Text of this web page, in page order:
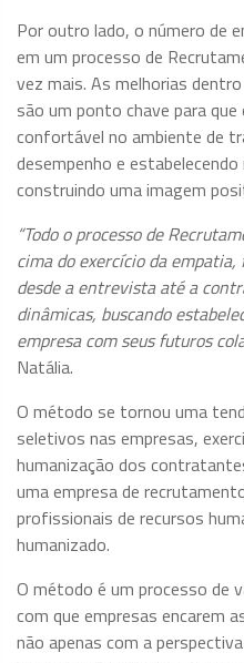
Por outro lado, o número de
em um processo de
vez mais. As melhorias
são um ponto chave para
confortável no ambiente de
desempenho e
construindo uma imagem
“Todo o processo de
cima do exercício da empatia,
desde a entrevista até a
dinâmicas, buscando
empresa com seus futuros
Natália.
O método se tornou uma
seletivos nas empresas,
humanização dos
uma empresa de
profissionais de recursos
humanizado.
O método é um processo de
com que empresas encarem
não apenas com a